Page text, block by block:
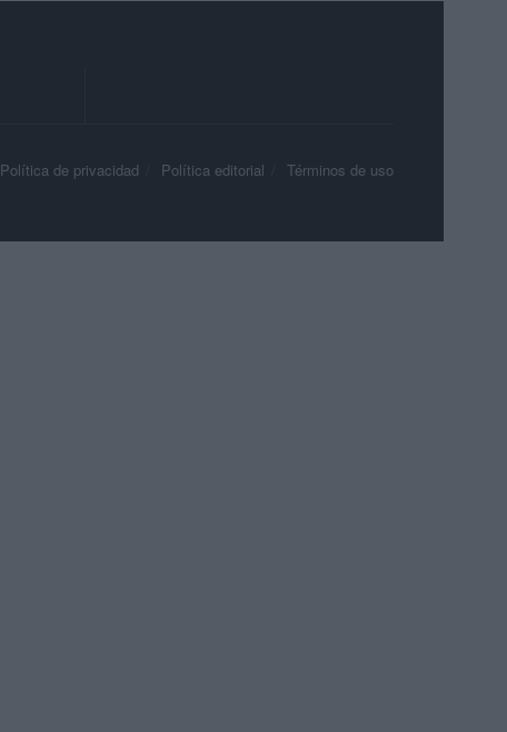
Política de privacidad Política editorial Términos de uso